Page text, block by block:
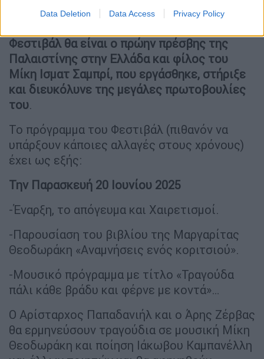
Data Deletion Data Access Privacy Policy
σημαία της Παλαιστίνης, ενώ
Φεστιβάλ θα είναι ο πρώην πρέσβης της
Παλαιστίνης στην Ελλάδα και φίλος του
Μίκη Ισματ Σαμπρί, που εργάσθηκε, στήριξε
και διευκόλυνε της μεγάλες πρωτοβουλίες
του.
Το πρόγραμμα του Φεστιβάλ (πιθανόν να
υπάρξουν κάποιες αλλαγές στους χρόνους)
έχει ως εξής:
Την Παρασκευή 20 Ιουνίου 2025
-Έναρξη, το απόγευμα και Χαιρετισμοί.
-Παρουσίαση του βιβλίου της Μαργαρίτας
Θεοδωράκη «Αναμνήσεις ενός κοριτσιού».
-Μουσικό πρόγραμμα με τίτλο «Τραγούδα
πάλι κάθε βράδυ και φέρνε με κοντά»…
O Αρίσταρχος Παπαδανιήλ και ο Άρης Ζέρβας
θα ερμηνεύσουν τραγούδια σε μουσική Μίκη
Θεοδωράκη και ποίηση Ιάκωβου Καμπανέλλη